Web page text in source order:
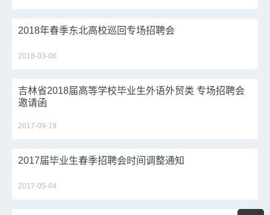
2018年春季东北高校巡回专场招聘会
2018-03-06
吉林省2018届高等学校毕业生外语外贸类 专场招聘会
邀请函
2017-09-19
2017届毕业生春季招聘会时间调整通知
2017-05-04